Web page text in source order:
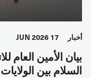
أخبار 17 JUN 2026
بيان الأمين العام
السلام بين